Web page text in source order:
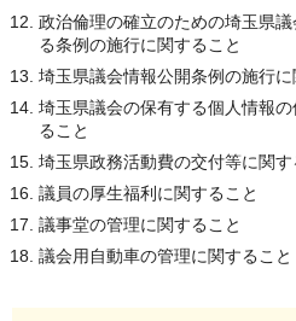
政治倫理の確立のための埼玉県
る条例の施行に関すること
埼玉県議会情報公開条例の施行に
埼玉県議会の保有する個人情報
ること
埼玉県政務活動費の交付等に関
議員の厚生福利に関すること
議事堂の管理に関すること
議会用自動車の管理に関すること